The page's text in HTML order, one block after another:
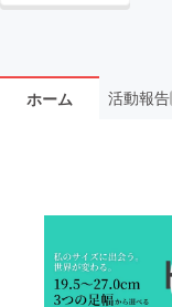
ホーム 活動報告